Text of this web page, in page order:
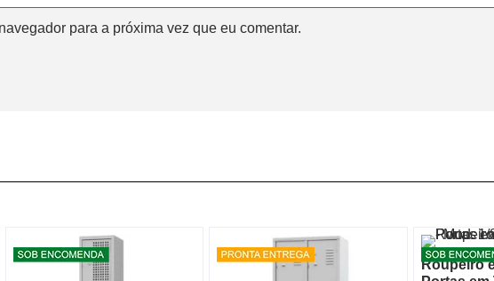
para a próxima vez que eu comentar.
Roupeiro